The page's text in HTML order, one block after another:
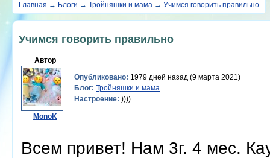
Главная → Блоги → Тройняшки и мама → Учимся говорить правильно
Учимся говорить правильно
Автор
MonoK
Опубликовано: 1979 дней назад (9 марта 2021)
Блог: Тройняшки и мама
Настроение: ))))
Всем привет! Нам 3г. 4 мес.